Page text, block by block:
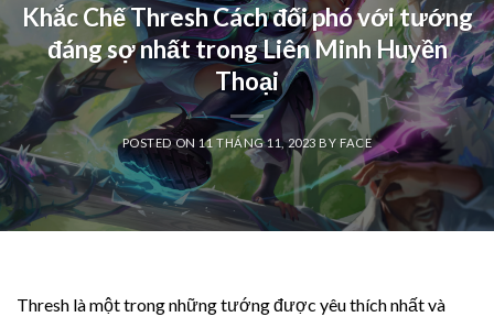
Khắc Chế Thresh Cách đối phó với tướng
đáng sợ nhất trong Liên Minh Huyền
Thoại
POSTED ON 11 THÁNG 11, 2023 BYFACE
Thresh là một trong những tướng được yêu thích nhất và